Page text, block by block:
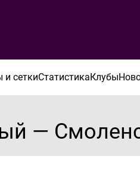
и сеткиСтатистикаКлубы
—